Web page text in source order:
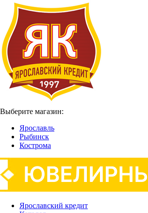
Выберите магазин:
Ярославль
Рыбинск
Кострома
Ярославский кредит